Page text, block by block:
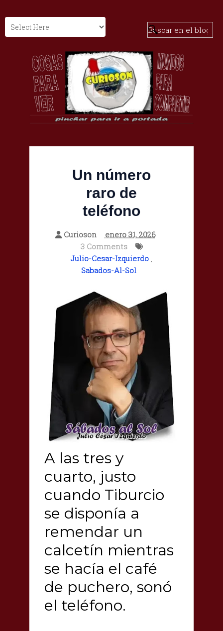
Un número
raro de
teléfono
Curioson
enero 31, 2026
3 Comments
Julio-Cesar-Izquierdo ,
Sabados-Al-Sol
A las tres y
cuarto, justo
cuando Tiburcio
se disponía a
remendar un
calcetín mientras
se hacía el café
de puchero, sonó
el teléfono.